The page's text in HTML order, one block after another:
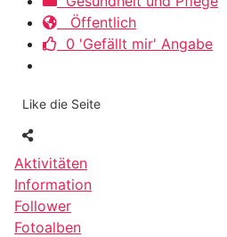
Öffentlich
0 'Gefällt mir' Angabe
Like die Seite
Aktivitäten
Information
Follower
Fotoalben